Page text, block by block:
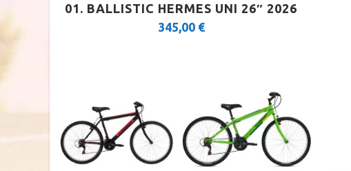
01. BALLISTIC HERMES UNI 26″ 2026
345,00 €